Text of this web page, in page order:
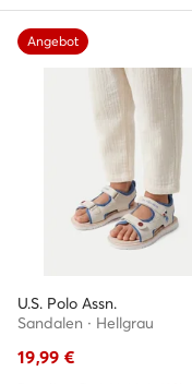
Angebot
U.S. Polo Assn.
Sandalen · Hellgrau
19,99 €